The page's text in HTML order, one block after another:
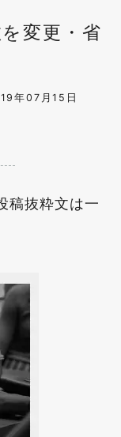
変更・省
年07月15日
稿抜粋文は一